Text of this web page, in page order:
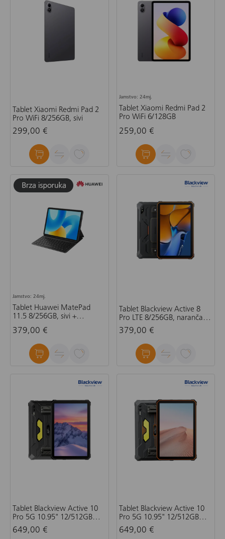
Tablet Xiaomi Redmi Pad 2
Pro WiFi 8/256GB, sivi
299,00 €
Jamstvo: 24mj.
Tablet Xiaomi Redmi Pad 2
Pro WiFi 6/128GB
259,00 €
Jamstvo: 24mj.
Tablet Huawei MatePad
11.5 8/256GB, sivi +
379,00 €
Tablet Blackview Active 8
Pro LTE 8/256GB, narančasti
+ gratis olovka, bez
adaptera
379,00 €
Tablet Blackview Active 10
Pro 5G 10.95" 12/512GB
30000mAh, crni + gratis
olovka, bez adaptera
649,00 €
Tablet Blackview Active 10
Pro 5G 10.95" 12/512GB
30000mAh, narančasti +
gratis olovka, bez adaptera
649,00 €